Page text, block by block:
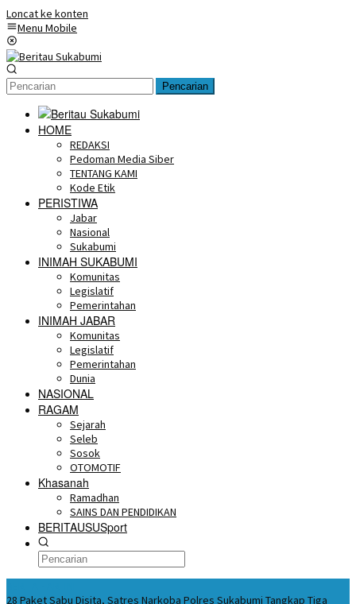
Loncat ke konten
Menu Mobile
Pencarian
HOME
REDAKSI
Pedoman Media Siber
TENTANG KAMI
Kode Etik
PERISTIWA
Jabar
Nasional
Sukabumi
INIMAH SUKABUMI
Komunitas
Legislatif
Pemerintahan
INIMAH JABAR
Komunitas
Legislatif
Pemerintahan
Dunia
NASIONAL
RAGAM
Sejarah
Seleb
Sosok
OTOMOTIF
Khasanah
Ramadhan
SAINS DAN PENDIDIKAN
BERITAUSUSport
28 Paket Sabu Disita, Satres Narkoba Polres Sukabumi Tangkap Tiga